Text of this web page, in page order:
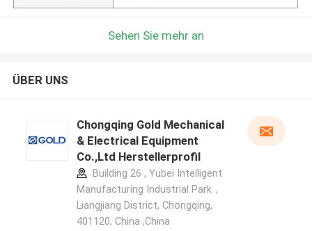
Sehen Sie mehr an
ÜBER UNS
Chongqing Gold Mechanical
& Electrical Equipment
Co.,Ltd Herstellerprofil
Building 26 , Yubei Intelligent
Manufacturing Industrial Park，
Liangjiang District, Chongqing,
401120, China ,China